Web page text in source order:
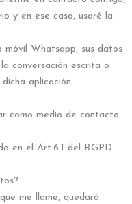
y en ese caso, usaré la
Whatsapp, sus datos
conversación escrita o
aplicación.
como medio de contacto
en el Art.6.1 del RGPD
me llame, quedará